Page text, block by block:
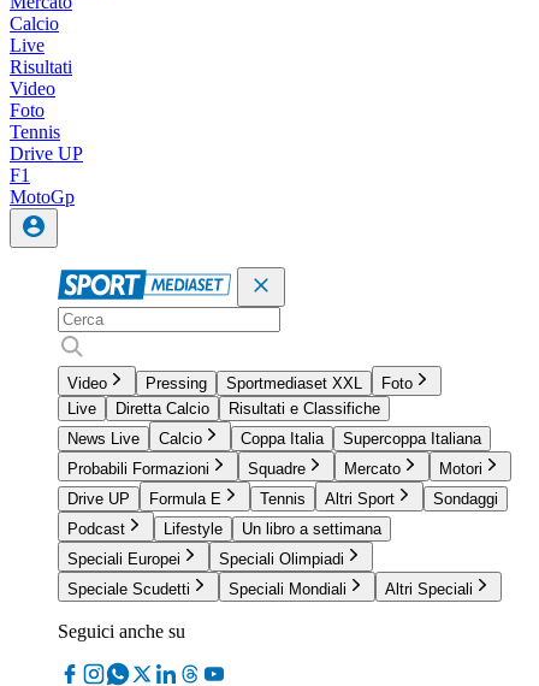
Calcio
Live
Risultati
Video
Foto
Tennis
Drive UP
F1
MotoGp
Video Pressing Sportmediaset XXL
Foto
Live
Diretta Calcio
Risultati e Classifiche
News Live
Calcio Coppa Italia
Supercoppa Italiana
Probabili Formazioni
Squadre Mercato
Motori
Drive UP
Formula E Tennis Altri Sport
Sondaggi
Podcast
Lifestyle
Un libro a settimana
Speciali Europei
Speciali Olimpiadi
Speciale Scudetti
Speciali Mondiali Altri Speciali
Seguici anche su